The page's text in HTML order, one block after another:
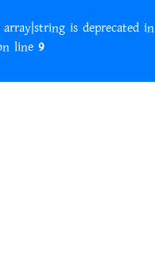
is deprecated in
line 9